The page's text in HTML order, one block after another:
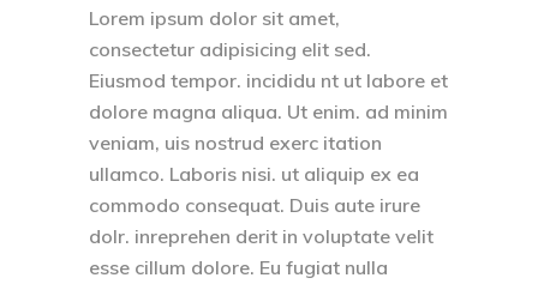
Lorem ipsum dolor sit amet,
consectetur adipisicing elit sed.
Eiusmod tempor. incididu nt ut labore et
dolore magna aliqua. Ut enim. ad minim
veniam, uis nostrud exerc itation
ullamco. Laboris nisi. ut aliquip ex ea
commodo consequat. Duis aute irure
dolr. inreprehen derit in voluptate velit
esse cillum dolore. Eu fugiat nulla